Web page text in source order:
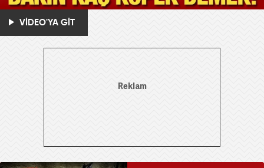
VİDEO'YA GİT